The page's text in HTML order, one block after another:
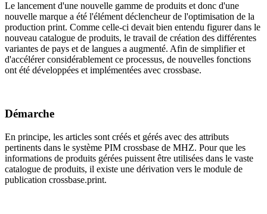
Le lancement d'une nouvelle gamme de produits et donc d'une
nouvelle marque a été l'élément déclencheur de l'optimisation de la
production print. Comme celle-ci devait bien entendu figurer dans le
nouveau catalogue de produits, le travail de création des différentes
variantes de pays et de langues a augmenté. Afin de simplifier et
d'accélérer considérablement ce processus, de nouvelles fonctions
ont été développées et implémentées avec crossbase.
Démarche
En principe, les articles sont créés et gérés avec des attributs
pertinents dans le système PIM crossbase de MHZ. Pour que les
informations de produits gérées puissent être utilisées dans le vaste
catalogue de produits, il existe une dérivation vers le module de
publication crossbase.print.